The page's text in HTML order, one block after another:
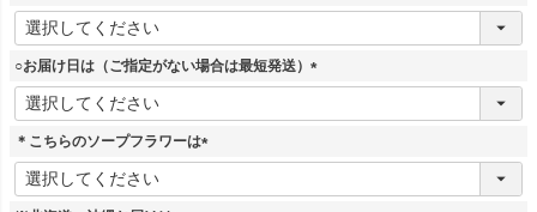
(
必
須
○お届け日は（ご指定がない場合は最短発送）
(
＊こちらのソープフラワーは
(